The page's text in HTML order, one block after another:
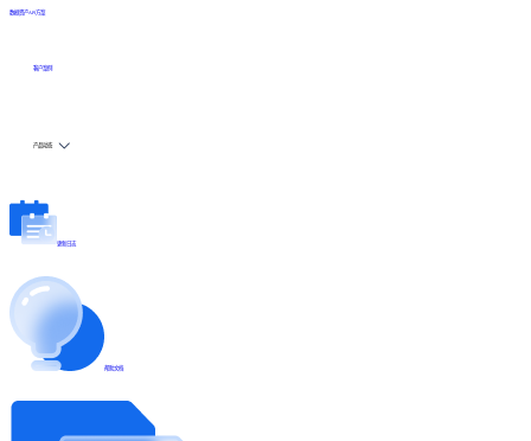
数据资产API方案
客户案例
产品动态
更新日志
帮助文档